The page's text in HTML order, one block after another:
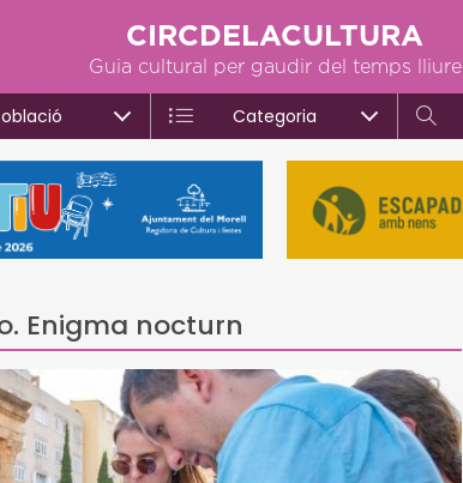
CIRCDELACULTURA
Guia cultural per gaudir del temps lliure
Categoria
Enigma nocturn